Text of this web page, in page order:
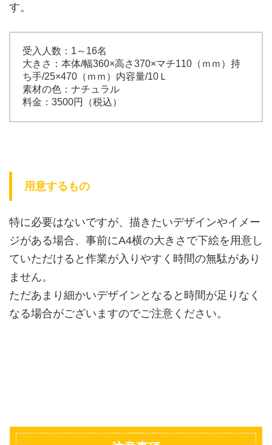
す。
受入人数：1～16名
大きさ：本体/幅360×高さ370×マチ110（ｍｍ）持
ち手/25×470（ｍｍ）内容量/10Ｌ
素材の色：ナチュラル
料金：3500円（税込）
用意するもの
特に必要はないですが、描きたいデザインやイメー
ジがある場合、事前にA4横の大きさで下絵を用意し
ていただけると作業が入りやすく時間の無駄があり
ません。
ただあまり細かいデザインとなると時間が足りなく
なる場合がございますのでご注意ください。